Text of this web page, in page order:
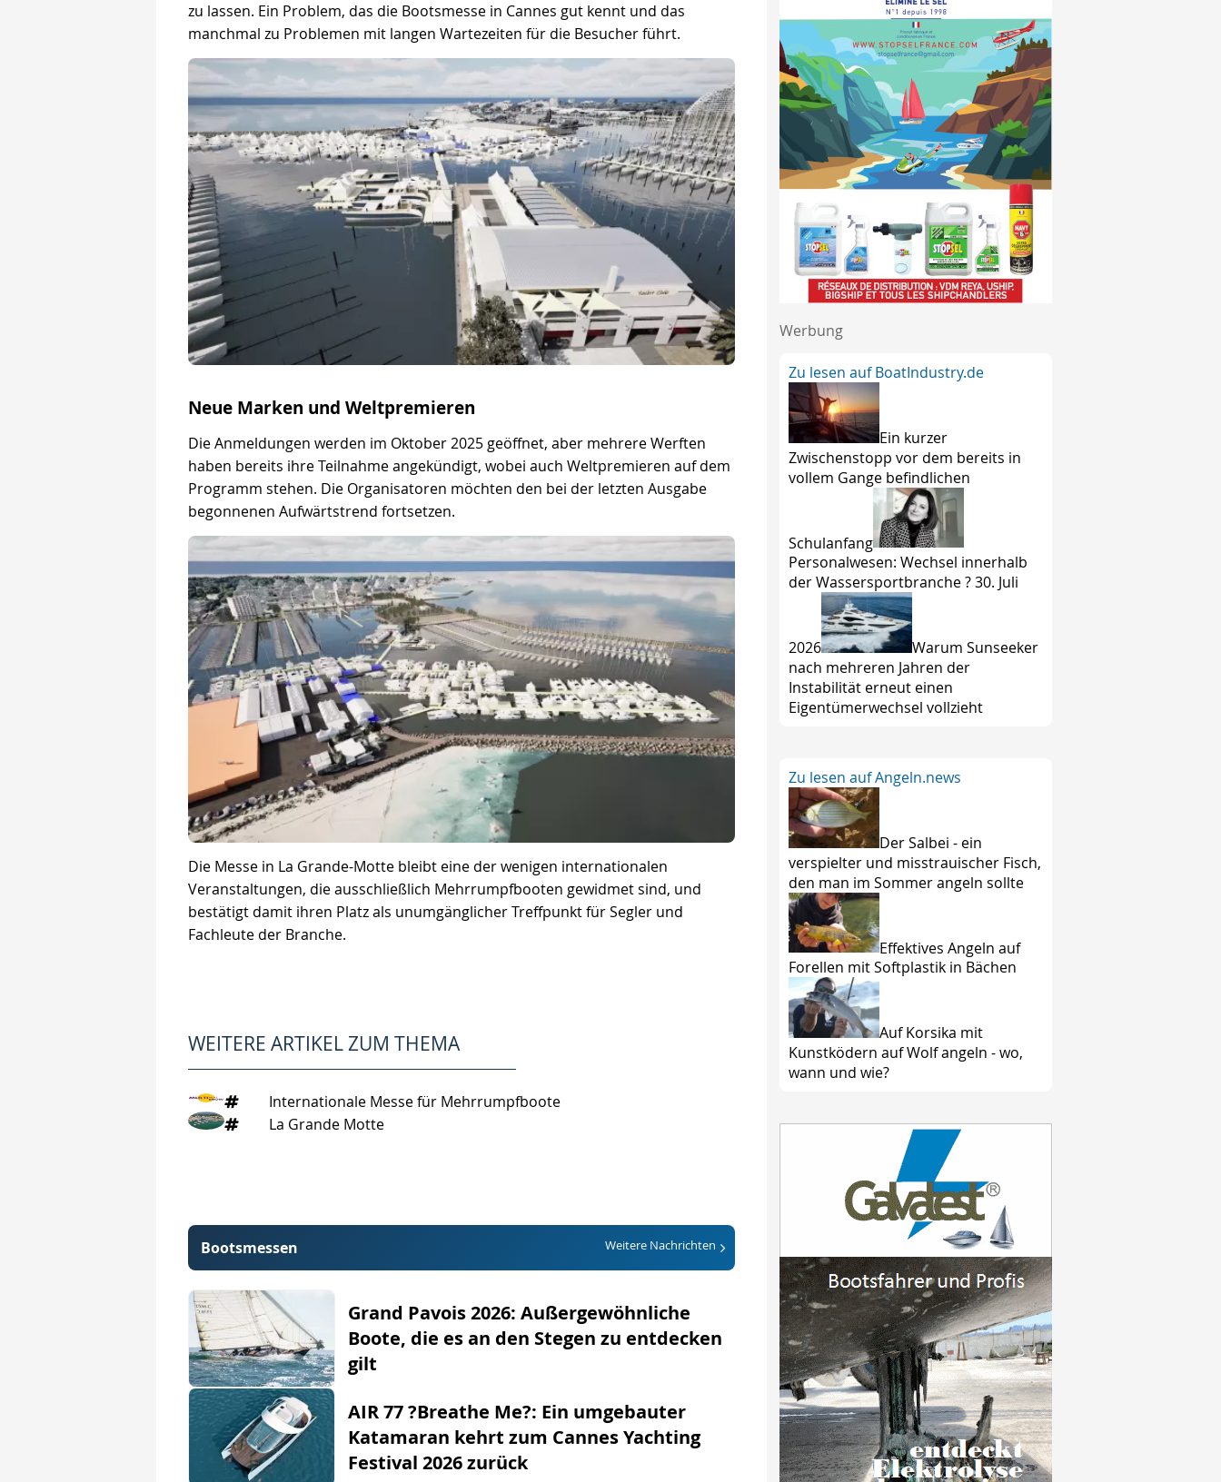
zu lassen. Ein Problem, das die Bootsmesse in Cannes gut kennt und das
manchmal zu Problemen mit langen Wartezeiten für die Besucher führt.
Neue Marken und Weltpremieren
Die Anmeldungen werden im Oktober 2025 geöffnet, aber mehrere Werften
haben bereits ihre Teilnahme angekündigt, wobei auch Weltpremieren auf dem
Programm stehen. Die Organisatoren möchten den bei der letzten Ausgabe
begonnenen Aufwärtstrend fortsetzen.
Die Messe in La Grande-Motte bleibt eine der wenigen internationalen
Veranstaltungen, die ausschließlich Mehrrumpfbooten gewidmet sind, und
bestätigt damit ihren Platz als unumgänglicher Treffpunkt für Segler und
Fachleute der Branche.
WEITERE ARTIKEL ZUM THEMA
Internationale Messe für Mehrrumpfboote
La Grande Motte
Bootsmessen Weitere Nachrichten
Grand Pavois 2026: Außergewöhnliche
Boote, die es an den Stegen zu entdecken
gilt
AIR 77 ?Breathe Me?: Ein umgebauter
Katamaran kehrt zum Cannes Yachting
Festival 2026 zurück
Werbung
Zu lesen auf BoatIndustry.de
Ein kurzer
Zwischenstopp vor dem bereits in
vollem Gange befindlichen
Schulanfang
Personalwesen: Wechsel innerhalb
der Wassersportbranche ? 30. Juli
2026
Warum Sunseeker
nach mehreren Jahren der
Instabilität erneut einen
Eigentümerwechsel vollzieht
Zu lesen auf Angeln.news
Der Salbei - ein
verspielter und misstrauischer Fisch,
den man im Sommer angeln sollte
Effektives Angeln auf
Forellen mit Softplastik in Bächen
Auf Korsika mit
Kunstködern auf Wolf angeln - wo,
wann und wie?